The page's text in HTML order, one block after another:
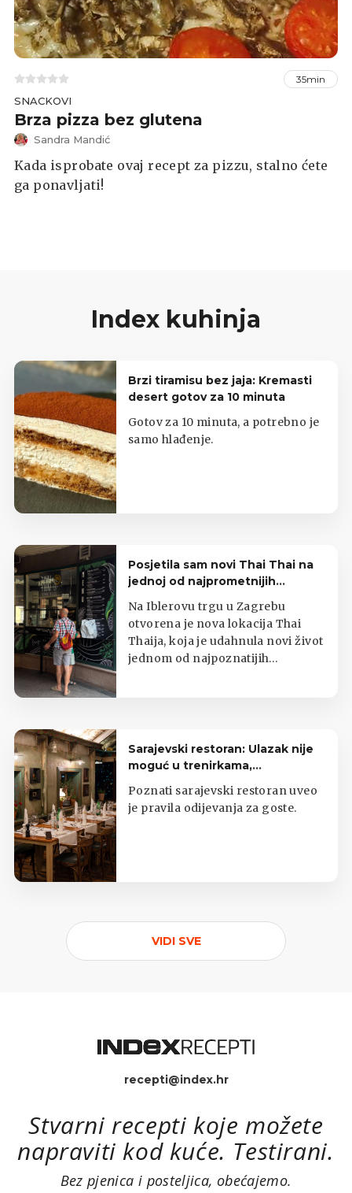
35min
SNACKOVI
Brza pizza bez glutena
Sandra Mandić
Kada isprobate ovaj recept za pizzu, stalno ćete
ga ponavljati!
Index kuhinja
Brzi tiramisu bez jaja: Kremasti
desert gotov za 10 minuta
Gotov za 10 minuta, a potrebno je
samo hlađenje.
Posjetila sam novi Thai Thai na
jednoj od najprometnijih
zagrebačkih lokacija
Na Iblerovu trgu u Zagrebu
otvorena je nova lokacija Thai
Thaija, koja je udahnula novi život
jednom od najpoznatijih
Sarajevski restoran: Ulazak nije
moguć u trenirkama,
potkošuljama i japankama
Poznati sarajevski restoran uveo
je pravila odijevanja za goste.
VIDI SVE
recepti@index.hr
Stvarni recepti koje možete
napraviti kod kuće. Testirani.
Bez pjenica i posteljica, obećajemo.